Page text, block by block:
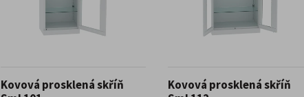
Kovová prosklená skříň
Kovová prosklená skříň